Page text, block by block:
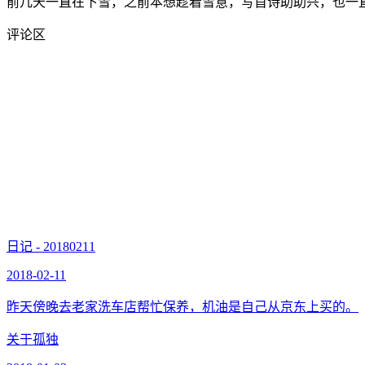
评论区
日记 - 20180211
2018-02-11
昨天傍晚去老家洗车店帮忙保养，机油是自己从京东上买的。
关于孤独